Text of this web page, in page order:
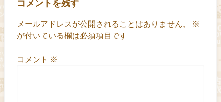
コメントを残す
メールアドレスが公開されることはありません。
※
が付いている欄は必須項目です
コメント ※